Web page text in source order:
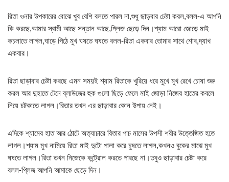
রিতা ওনার উপকারের বোঝে খুব বেশি বলতে পারল না,শুধু ছাড়বার চেষ্টা করল,বলল-এ আপনি
কি করছে,আমার স্বামী আছে সন্তান আছে,প্লিজ ছেড়ে দিন।শ্যাম আরো জোড়ে মাই
কচলাতে লাগল,ঘাড়ে পিঠে মুখ ঘষতে ঘষতে বলল-রিতা একবার তোমার সাথে শোব,দ্যাখ
একবার।
রিতা ছাড়াবার চেষ্টা করছে এমন সময়ই শ্যাম রিতাকে খুরিয়ে ধরে মুখে মুখ রেখে চোষা শুরু
করল আর দুহাতে টেনে ব্লাউজের হুক গুলো ছিড়ে ফেলে মাই জোড়া নিজের হাতের কবলে
নিয়ে চটকাতে লাগল।রিতার তখন এর ছাড়াবার কোন উপায় নেই।
এদিকে শ্যামের হাত আর ঠোটে অত্যাচারে রিতার পাচ মাসের উপসী শরীর উত্তেজিত হতে
লাগল।শ্যাম মুখ নামিয়ে রিতা মাই দুটো পালা করে চুষতে লাগল,কখনও বুকের মাঝে মুখ
ঘষতে লাগল।রিতা তখন নিজেকে কন্ট্রোল করতে পারছে না।তবুও ছাড়াবার চেষ্টা করে
বলল-প্লিজ আপনি আমাকে ছেড়ে দিন।